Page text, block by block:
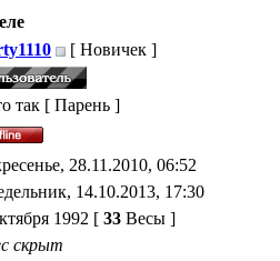
[ Новичек ]
так [ Парень ]
28.11.2010, 06:52
14.10.2013, 17:30
1992 [ 33 Весы ]
скрыт